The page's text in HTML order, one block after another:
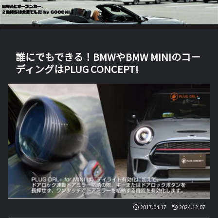
誰にでもできる！BMWやBMW MINIのコー
ディングはPLUG CONCEPT!
2017.04.17 2024.12.07